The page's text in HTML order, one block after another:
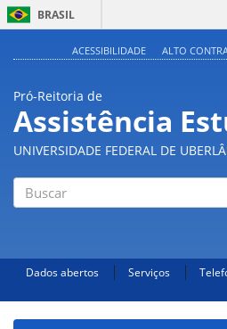
BRASIL
ACESSIBILIDADE ALTO
Pró-Reitoria de
Assistência
UNIVERSIDADE FEDERAL DE
Dados abertos Serviços